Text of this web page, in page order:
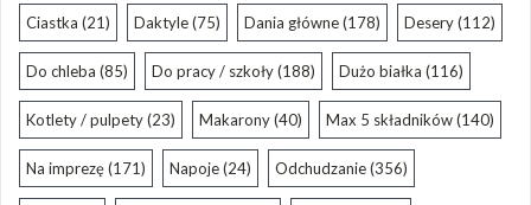
Ciastka (21) Daktyle(75) Dania główne(178) Desery(112)
Do chleba (85) Do pracy / szkoły(188) Dużo białka (116)
Kotlety / pulpety(23) Makarony(40) Max 5 składników(140)
Na imprezę(171) Napoje(24) Odchudzanie(356)